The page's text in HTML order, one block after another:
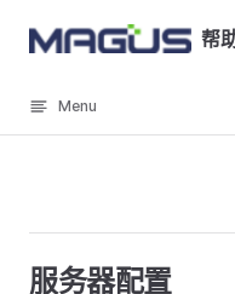
Skip to content 帮
Menu
服务器配置